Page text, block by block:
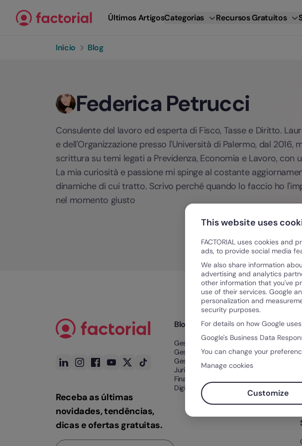
Últimos ArtigosCategorias Recursos Gratuitos
Início Blog
Federica Petrucci
Consulente del lavoro ed esperta di Fisco, Tasse e Diritto.
e dell'Organizzazione presso l'Università di Palermo, dal
scrittura su temi legati a Previdenza, Economia e Lavoro, con
La mia curiosità e passione mi spinge al costante
dinamiche di cui tratto. Scrivo perché quando lo faccio ho
nel momento giusto
Receba as últimas
novidades, tendências,
dicas e ofertas gratuitas.
Blog
Gestão de Tempo
Gestão de Talentos
Gestão Documental
Jurídico e
Financeiro
Digitalização nos RH
This website uses
FACTORIAL uses cookies
ads, to provide social media
We also share information
advertising and analytics
other information that you've
use of their services. Google
personalization and
security purposes.
For details on how Google
Google's Business Data
You can change your
Manage cookies
Customize